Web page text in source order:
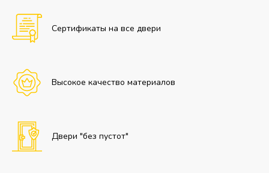
Сертификаты на все двери
Высокое качество материалов
Двери "без пустот"